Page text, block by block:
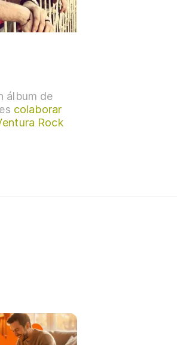
álbum de
colaborar
Rock